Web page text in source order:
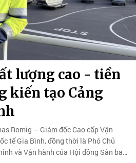
lượng cao - tiền
kiến tạo Cảng
Romig – Giám đốc Cao cấp Vận
tế Gia Bình, đồng thời là Phó Chủ
và Vận hành của Hội đồng Sân bay